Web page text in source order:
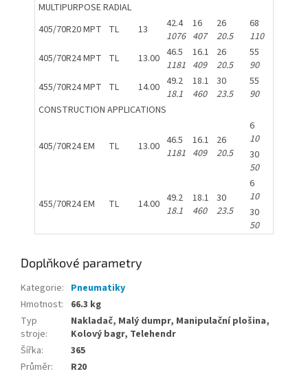
MULTIPURPOSE RADIAL
405/70R20 MPT TL 13
42.4
1076
16
407
26
20.5
68
110
405/70R24 MPT TL 13.00 46.5
1181
16.1
409
26
20.5
55
90
455/70R24 MPT TL 14.00 49.2
18.1
18.1
460
30
23.5
55
90
CONSTRUCTION APPLICATIONS
405/70R24 EM TL 13.00 46.5
1181
16.1
409
26
20.5
6
10
30
50
455/70R24 EM TL 14.00 49.2
18.1
18.1
460
30
23.5
6
10
30
50
Doplňkové parametry
Kategorie: Pneumatiky
Hmotnost:
66.3 kg
Typ
stroje:
Nakladač, Malý dumpr, Manipulační plošina,
Kolový bagr, Telehendr
Šířka:
365
Průměr:
R20